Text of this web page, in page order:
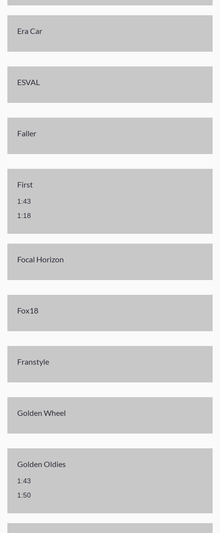
Era Car
ESVAL
Faller
First
1:43
1:18
Focal Horizon
Fox18
Franstyle
Golden Wheel
Golden Oldies
1:43
1:50